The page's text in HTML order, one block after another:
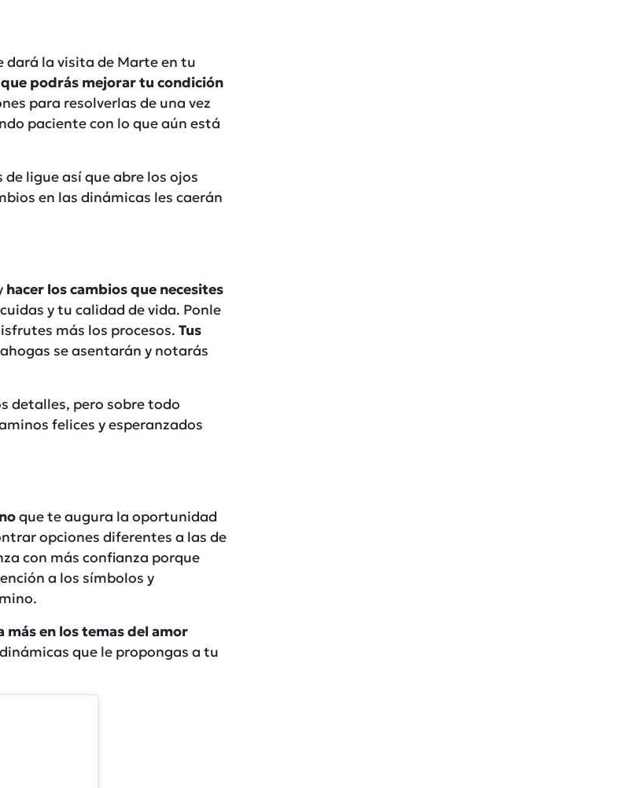
dará la visita de Marte en tu
que podrás mejorar tu condición
para resolverlas de una vez
paciente con lo que aún está
ligue así que abre los ojos
en las dinámicas les caerán
hacer los cambios que necesites
y tu calidad de vida. Ponle
más los procesos. Tus
se asentarán y notarás
detalles, pero sobre todo
felices y esperanzados
que te augura la oportunidad
opciones diferentes a las de
con más confianza porque
a los símbolos y
más en los temas del amor
que le propongas a tu